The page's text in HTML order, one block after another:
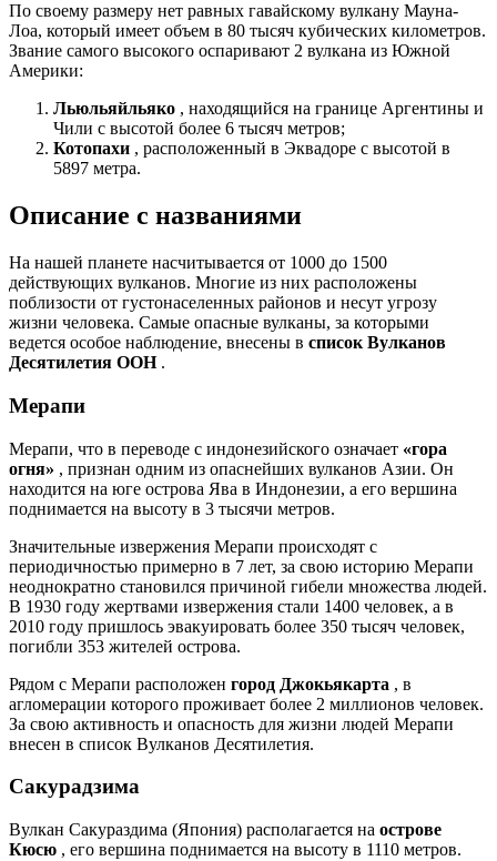
По своему размеру нет равных гавайскому вулкану Мауна-
Лоа, который имеет объем в 80 тысяч кубических километров.
Звание самого высокого оспаривают 2 вулкана из Южной
Америки:
Льюльяйльяко , находящийся на границе Аргентины и
Чили с высотой более 6 тысяч метров;
Котопахи , расположенный в Эквадоре с высотой в
5897 метра.
Описание с названиями
На нашей планете насчитывается от 1000 до 1500
действующих вулканов. Многие из них расположены
поблизости от густонаселенных районов и несут угрозу
жизни человека. Самые опасные вулканы, за которыми
ведется особое наблюдение, внесены в список Вулканов
Десятилетия ООН.
Мерапи
Мерапи, что в переводе с индонезийского означает «гора
огня» , признан одним из опаснейших вулканов Азии. Он
находится на юге острова Ява в Индонезии, а его вершина
поднимается на высоту в 3 тысячи метров.
Значительные извержения Мерапи происходят с
периодичностью примерно в 7 лет, за свою историю Мерапи
неоднократно становился причиной гибели множества людей.
В 1930 году жертвами извержения стали 1400 человек, а в
2010 году пришлось эвакуировать более 350 тысяч человек,
погибли 353 жителей острова.
Рядом с Мерапи расположен город Джокьякарта , в
агломерации которого проживает более 2 миллионов человек.
За свою активность и опасность для жизни людей Мерапи
внесен в список Вулканов Десятилетия.
Сакурадзима
Вулкан Сакураздима (Япония) располагается на острове
Кюсю , его вершина поднимается на высоту в 1110 метров.